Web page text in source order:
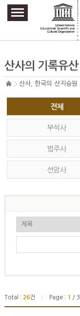
주요메뉴 바로가기
본문 바로가기
하단메뉴 바로가기
산사의 기록유산
산사, 한국의 산지승원
전체
부석사
법주사
선암사
Total : 26건 Page : 1 / 3